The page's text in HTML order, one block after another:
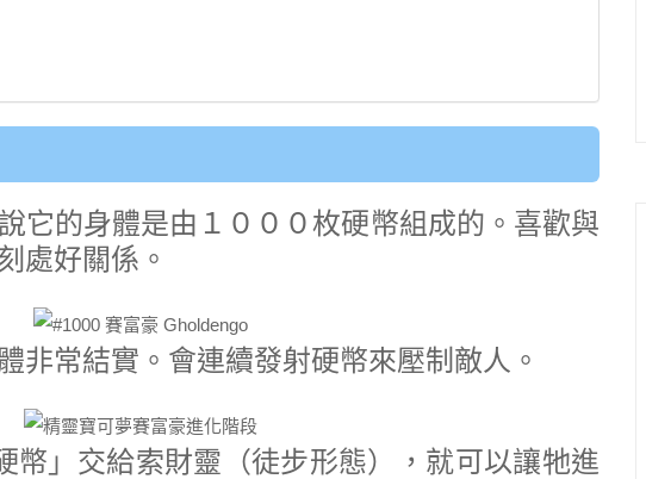
它的身體是由１０００枚硬幣組成的。喜歡與
處好關係。
非常結實。會連續發射硬幣來壓制敵人。
幣」交給索財靈（徒步形態），就可以讓牠進